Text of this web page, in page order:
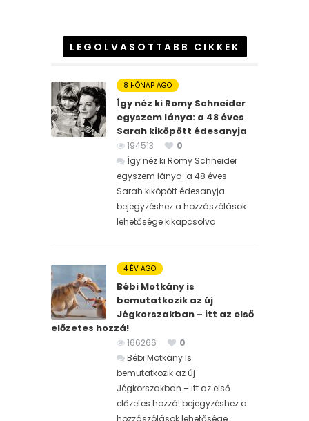
LEGOLVASOTTABB CIKKEK
8 HÓNAP AGO
Így néz ki Romy Schneider
egyszem lánya: a 48 éves
Sarah kiköpött édesanyja
194513
0
Így néz ki Romy Schneider
egyszem lánya: a 48 éves
Sarah kiköpött édesanyja
bejegyzéshez a hozzászólások
lehetősége kikapcsolva
4 ÉV AGO
Bébi Motkány is
bemutatkozik az új
Jégkorszakban – itt az első
előzetes hozzá!
166266
0
Bébi Motkány is
bemutatkozik az új
Jégkorszakban – itt az első
előzetes hozzá! bejegyzéshez a